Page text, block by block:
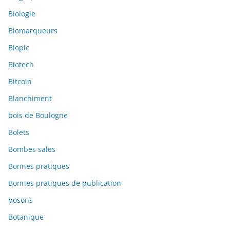
Biologie
Biomarqueurs
Biopic
Biotech
Bitcoin
Blanchiment
bois de Boulogne
Bolets
Bombes sales
Bonnes pratiques
Bonnes pratiques de publication
bosons
Botanique